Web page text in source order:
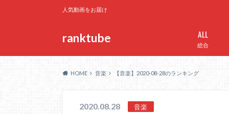
ranktube
人気動画をお届け
総合
ALL
HOME 音楽 【音楽】2020-08-28のランキング
2020.08.28 音楽